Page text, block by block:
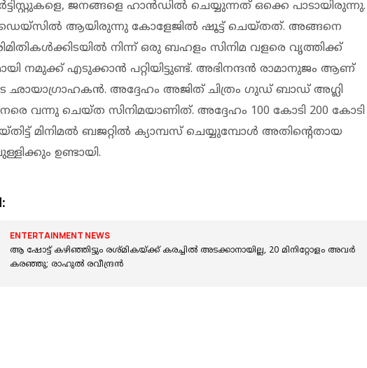
ജനങ്ങളെ ഹാൻഡിൽ ചെയ്യുന്നത് ഒക്കെ പാടായിരുന്നു.
ഡെയ്‌സിൽ ആയിരുന്നു കോളേജിൽ ഷൂട്ട് ചെയ്തത്. അങ്ങനെ
നിന്ന് ഒരു ബഹളം സിനിമ വളരെ വൃത്തിക്ക്
നമുക്ക് എടുക്കാൻ പറ്റിയിട്ടുണ്ട്. അഭിനന്ദൻ രാമാനുജം ആണ്
ഛായാഗ്രാഹകൻ. അദ്ദേഹം അജിത് ചിത്രം ഗുഡ് ബാഡ് അഗ്ലി
വന്നു ചെയ്ത സിനിമയാണിത്. അദ്ദേഹം 100 കോടി 200 കോടി
മിനിമൽ ബജറ്റിൽ ക്യാമ്പസ് ചെയ്യുമ്പോൾ അതിന്റെതായ
ഉണ്ടായി.
ENTERTAINMENT NEWS
ആ ഷോട്ട് കഴിഞ്ഞിട്ടും രശ്‌മികയ്ക്ക് കരച്ചിൽ അടക്കാനായില്ല, 20 മിനിറ്റോളം അവർ
കരഞ്ഞു; രാഹുൽ രവീന്ദ്രൻ